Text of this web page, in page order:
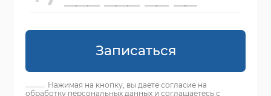
Записаться
Нажимая на кнопку, вы даете согласие на
обработку персональных данных и соглашаетесь с